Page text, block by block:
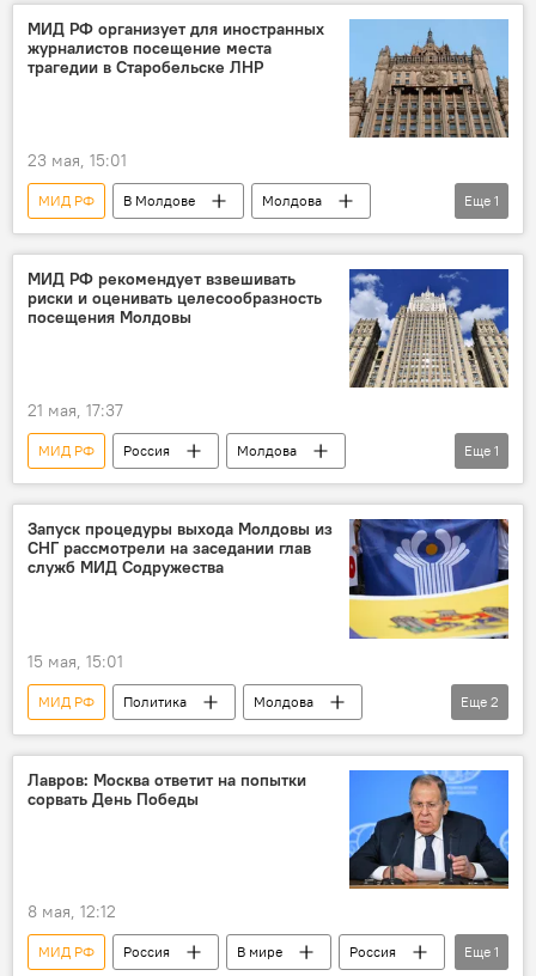
МИД РФ организует для иностранных
журналистов посещение места
трагедии в Старобельске ЛНР
23 мая, 15:01
МИД РФ В Молдове
Молдова
ЛНР
Еще 1
МИД РФ рекомендует взвешивать
риски и оценивать целесообразность
посещения Молдовы
21 мая, 17:37
МИД РФ Россия
Молдова
Мария Захарова
Еще 1
Запуск процедуры выхода Молдовы из
СНГ рассмотрели на заседании глав
служб МИД Содружества
15 мая, 15:01
МИД РФ Политика
Молдова
В мире
Молдова - СНГ
Еще 2
Лавров: Москва ответит на попытки
сорвать День Победы
8 мая, 12:12
МИД РФ Россия В мире
Россия
Еще 1